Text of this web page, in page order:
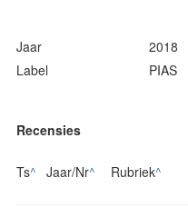
Jaar
2018
Label
PIAS
Recensies
Ts^ Jaar/Nr^ Rubriek^